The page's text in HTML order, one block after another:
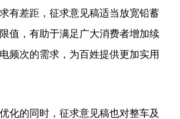
有差距，征求意见稿适当放宽铅蓄
值，有助于满足广大消费者增加续
频次的需求，为百姓提供更加实用
的同时，征求意见稿也对整车及